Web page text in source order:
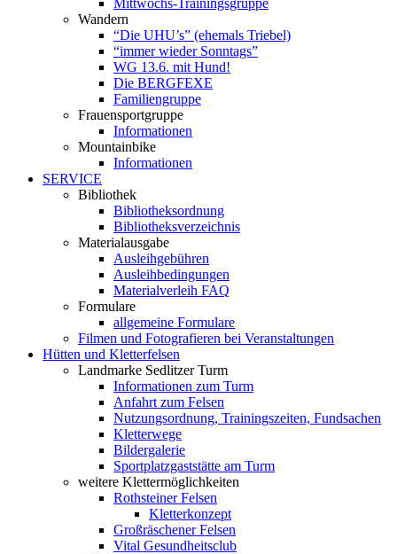
Mittwochs-Trainingsgruppe
Wandern
“Die UHU’s” (ehemals Triebel)
“immer wieder Sonntags”
WG 13.6. mit Hund!
Die BERGFEXE
Familiengruppe
Frauensportgruppe
Informationen
Mountainbike
Informationen
SERVICE
Bibliothek
Bibliotheksordnung
Bibliotheksverzeichnis
Materialausgabe
Ausleihgebühren
Ausleihbedingungen
Materialverleih FAQ
Formulare
allgemeine Formulare
Filmen und Fotografieren bei Veranstaltungen
Hütten und Kletterfelsen
Landmarke Sedlitzer Turm
Informationen zum Turm
Anfahrt zum Felsen
Nutzungsordnung, Trainingszeiten, Fundsachen
Kletterwege
Bildergalerie
Sportplatzgaststätte am Turm
weitere Klettermöglichkeiten
Rothsteiner Felsen
Kletterkonzept
Großräschener Felsen
Vital Gesundheitsclub